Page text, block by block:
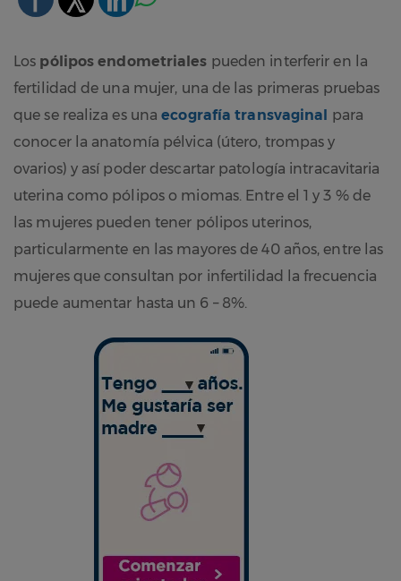
Los pólipos endometriales pueden interferir en la
fertilidad de una mujer, una de las primeras pruebas
que se realiza es una ecografía transvaginal para
conocer la anatomía pélvica (útero, trompas y
ovarios) y así poder descartar patología intracavitaria
uterina como pólipos o miomas. Entre el 1 y 3 % de
las mujeres pueden tener pólipos uterinos,
particularmente en las mayores de 40 años, entre las
mujeres que consultan por infertilidad la frecuencia
puede aumentar hasta un 6 – 8%.